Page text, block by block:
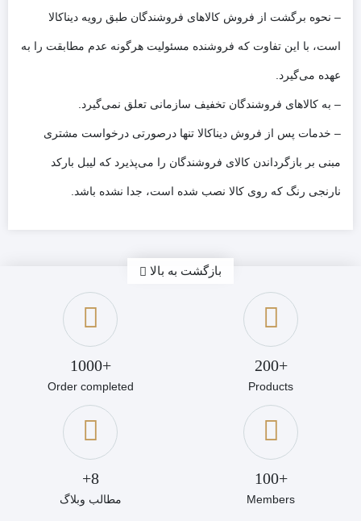
– نحوه برگشت از فروش کالاهای فروشندگان طبق رویه دیناکالا
است، با این تفاوت که فروشنده مسئولیت هرگونه عدم مطابقت را به
عهده می‌گیرد.
– به کالاهای فروشندگان تخفیف سازمانی تعلق نمی‌گیرد.
– خدمات پس ‌از‌ فروش دیناکالا تنها درصورتی درخواست مشتری
مبنی بر بازگرداندن کالای فروشندگان را می‌پذیرد که لیبل بارکد
نارنجی رنگ که روی کالا نصب شده است، جدا نشده باشد.
بازگشت به بالا
+200
Products
+1000
Order completed
+100
Members
8+
مطالب وبلاگ